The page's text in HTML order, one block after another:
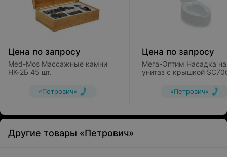
Цена по запросу
Med-Mos Массажные камни
НК-2Б 45 шт.
«Петрович»
Цена по запросу
Мега-Оптим Насадка на
унитаз с крышкой
«Петрович»
Другие товары «Петрович»